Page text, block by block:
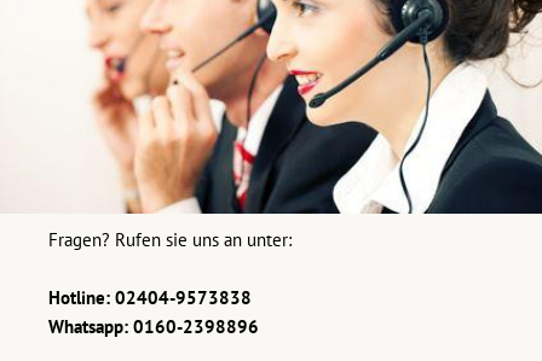
Fragen? Rufen sie uns an unter:
Hotline: 02404-9573838
Whatsapp: 0160-2398896